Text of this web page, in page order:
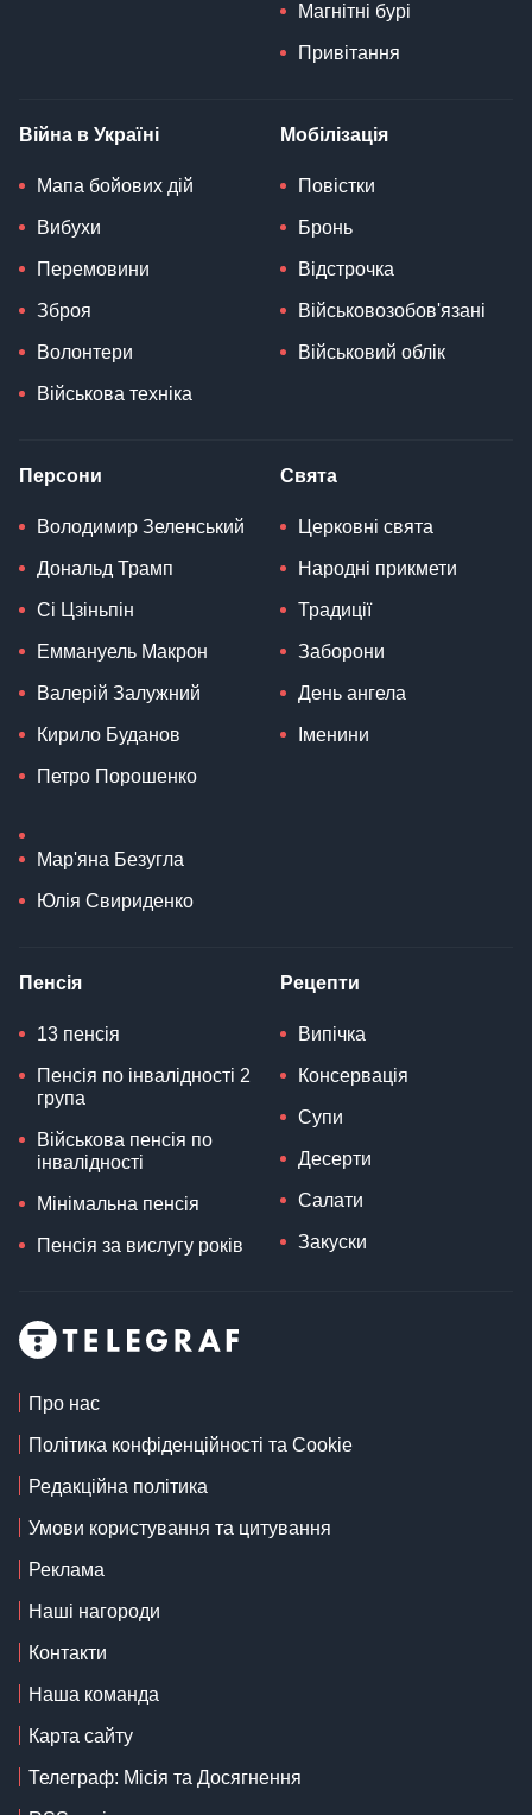
Магнітні бурі
Привітання
Війна в Україні
Мапа бойових дій
Вибухи
Перемовини
Зброя
Волонтери
Військова техніка
Мобілізація
Повістки
Бронь
Відстрочка
Військовозобов'язані
Військовий облік
Персони
Володимир Зеленський
Дональд Трамп
Сі Цзіньпін
Еммануель Макрон
Валерій Залужний
Кирило Буданов
Петро Порошенко
Мар'яна Безугла
Юлія Свириденко
Свята
Церковні свята
Народні прикмети
Традиції
Заборони
День ангела
Іменини
Пенсія
13 пенсія
Пенсія по інвалідності 2
група
Військова пенсія по
інвалідності
Мінімальна пенсія
Пенсія за вислугу років
Рецепти
Випічка
Консервація
Супи
Десерти
Салати
Закуски
Про нас
Політика конфіденційності та Cookie
Редакційна політика
Умови користування та цитування
Реклама
Наші нагороди
Контакти
Наша команда
Карта сайту
Телеграф: Місія та Досягнення